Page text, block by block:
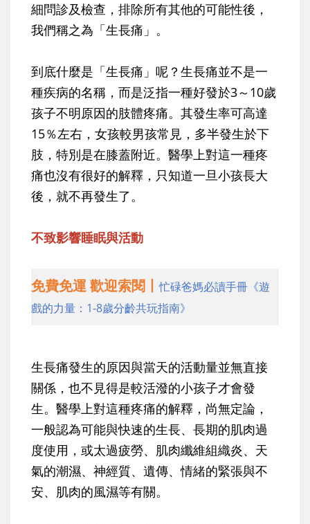
細問診及檢查，排除所有其他的可能性後，
我們稱之為「生長痛」。
到底什麼是「生長痛」呢？生長痛並不是一
種疾病的名稱，而是泛指一種好發於3～10歲
孩子不明原因的肢體疼痛。其發生率可高達
15％左右，女孩較男孩常見，多半發生於下
肢，特別是在膝蓋附近。醫學上對這一種疼
痛也沒有很好的解釋，只知道一旦小孩長大
後，就不再發生了。
不致影響睡眠與活動
免費免運 歡迎索閱丨忙碌爸媽必讀手冊《遊
戲的力量：1-8歲分齡共玩指南》
生長痛發生的原因與當天的活動量並無直接
關係，也不見得是較活潑的小孩子才會發
生。醫學上對這種疼痛的解釋，尚無定論，
一般認為可能與快速的生長、長期的肌肉過
度使用，或太過疲勞、肌肉纖維組織炎、天
氣的潮濕、神經質、遺傳、情緒的緊張與不
安、肌肉的風濕等有關。